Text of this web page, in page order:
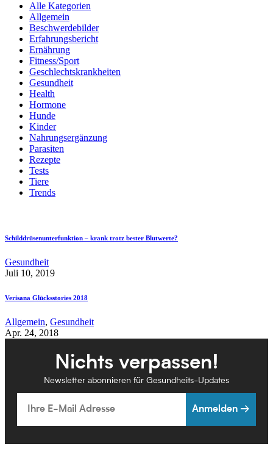
Alle Kategorien
Allgemein
Beschwerdebilder
Erfahrungsbericht
Ernährung
Fitness/Sport
Geschlechtskrankheiten
Gesundheit
Health
Hormone
Hunde
Kinder
Nahrungsergänzung
Parasiten
Rezepte
Tests
Tiere
Trends
Schilddrüsenunterfunktion – krank trotz bester Blutwerte?
Gesundheit
Juli 10, 2019
Verisana Glücksstories 2018
Allgemein, Gesundheit
Apr. 24, 2018
Nichts verpassen!
Newsletter abonnieren für Gesundheits-Updates
Anmelden →